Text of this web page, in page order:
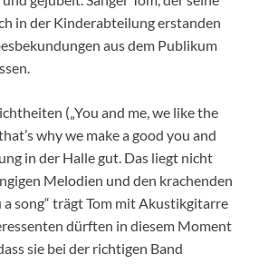
in der Kinderabteilung erstanden
aus dem Publikum
(„You and me, we like the
why we make a good you and
in der Halle gut. Das liegt nicht
Melodien und den krachenden
song“ trägt Tom mit Akustikgitarre
dürften in diesem Moment
sie bei der richtigen Band